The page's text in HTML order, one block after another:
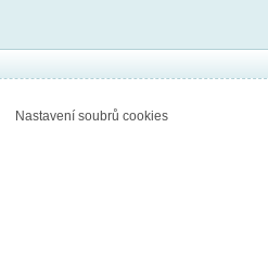
Nastavení soubrů cookies